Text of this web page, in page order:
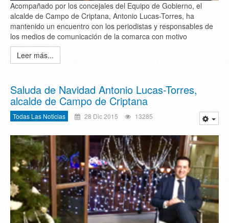
Acompañado por los concejales del Equipo de Gobierno, el
alcalde de Campo de Criptana, Antonio Lucas-Torres, ha
mantenido un encuentro con los periodistas y responsables de
los medios de comunicación de la comarca con motivo
Leer más...
Saluda de Navidad Antonio Lucas-Torres,
alcalde de Campo de Criptana
Todas Las Noticias 28 Dic 2015 13285